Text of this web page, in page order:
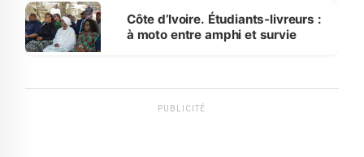
Côte d’Ivoire. Étudiants-livreurs :
à moto entre amphi et survie
PUBLICITÉ